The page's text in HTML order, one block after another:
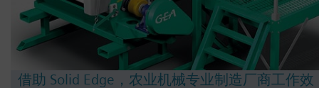
借助 Solid Edge，农业机械专业制造厂商工作效